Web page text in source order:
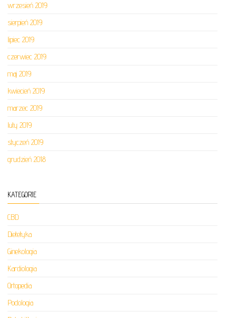
wrzesień 2019
sierpień 2019
lipiec 2019
czerwiec 2019
maj 2019
kwiecień 2019
marzec 2019
luty 2019
styczeń 2019
grudzień 2018
KATEGORIE
CBD
Dietetyka
Ginekologia
Kardiologia
Ortopedia
Podologia